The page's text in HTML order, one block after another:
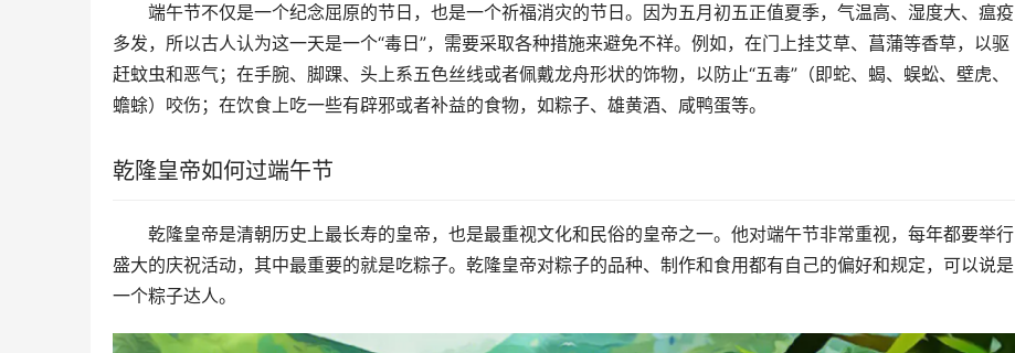
端午节不仅是一个纪念屈原的节日，也是一个祈福消灾的节日。因为五月初五正值夏季，气温高、湿度大、瘟疫
多发，所以古人认为这一天是一个“毒日”，需要采取各种措施来避免不祥。例如，在门上挂艾草、菖蒲等香草，以驱
赶蚊虫和恶气；在手腕、脚踝、头上系五色丝线或者佩戴龙舟形状的饰物，以防止“五毒”（即蛇、蝎、蜈蚣、壁虎、
蟾蜍）咬伤；在饮食上吃一些有辟邪或者补益的食物，如粽子、雄黄酒、咸鸭蛋等。
乾隆皇帝如何过端午节
乾隆皇帝是清朝历史上最长寿的皇帝，也是最重视文化和民俗的皇帝之一。他对端午节非常重视，每年都要举行
盛大的庆祝活动，其中最重要的就是吃粽子。乾隆皇帝对粽子的品种、制作和食用都有自己的偏好和规定，可以说是
一个粽子达人。